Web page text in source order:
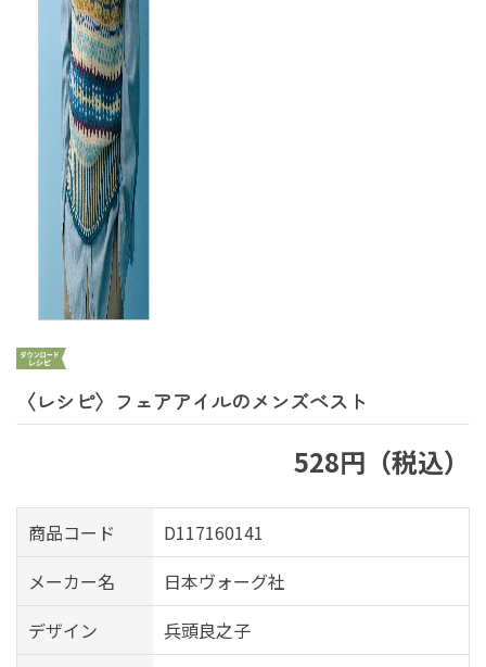
〈レシピ〉フェアアイルのメンズベスト
528円（税込）
商品コード
D117160141
メーカー名
日本ヴォーグ社
デザイン
兵頭良之子